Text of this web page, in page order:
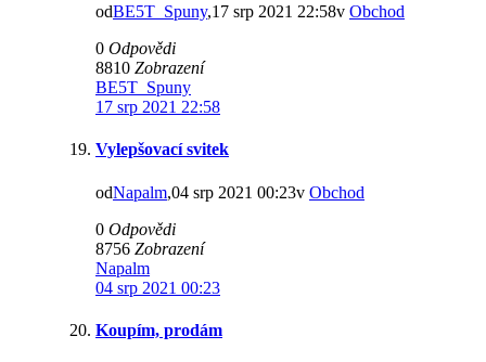
odBE5T_Spuny,17 srp 2021 22:58v Obchod
0 Odpovědi
8810 Zobrazení
BE5T_Spuny
17 srp 2021 22:58
Vylepšovací svitek
odNapalm,04 srp 2021 00:23v Obchod
0 Odpovědi
8756 Zobrazení
Napalm
04 srp 2021 00:23
Koupím, prodám